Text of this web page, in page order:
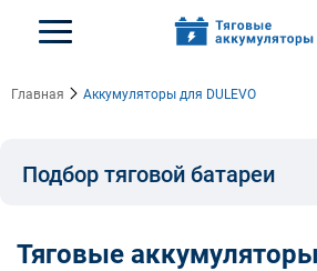
Главная Аккумуляторы для DULEVO
Подбор тяговой батареи
Тяговые